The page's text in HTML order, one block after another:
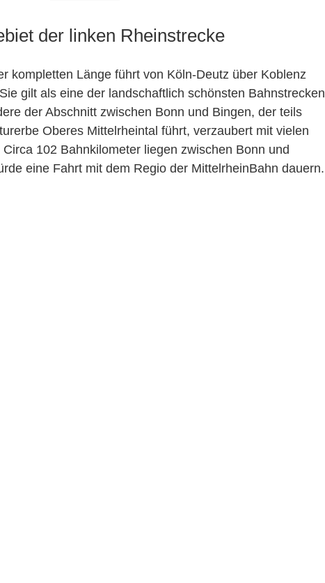
der linken Rheinstrecke
kompletten Länge führt von Köln-Deutz über Koblenz
gilt als eine der landschaftlich schönsten Bahnstrecken
der Abschnitt zwischen Bonn und Bingen, der teils
Oberes Mittelrheintal führt, verzaubert mit vielen
102 Bahnkilometer liegen zwischen Bonn und
eine Fahrt mit dem Regio der MittelrheinBahn dauern.